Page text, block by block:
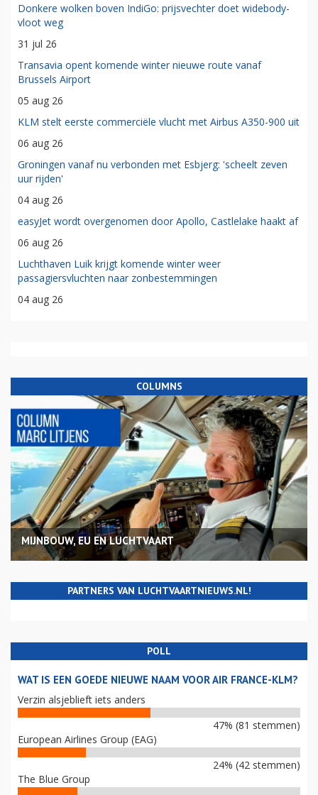
Donkere wolken boven IndiGo: prijsvechter doet widebody-
vloot weg
31 jul 26
Transavia opent komende winter nieuwe route vanaf
Brussels Airport
05 aug 26
KLM stelt eerste commerciële vlucht met Airbus A350-900 uit
06 aug 26
Groningen vanaf nu verbonden met Esbjerg: 'scheelt zeven
uur rijden'
04 aug 26
easyJet wordt overgenomen door Apollo, Castlelake haakt af
06 aug 26
Luchthaven Luik krijgt komende winter weer
passagiersvluchten naar zonbestemmingen
04 aug 26
COLUMNS
MIJNBOUW, EU EN LUCHTVAART
PARTNERS VAN LUCHTVAARTNIEUWS.NL!
POLL
WAT IS EEN GOEDE NIEUWE NAAM VOOR AIR FRANCE-KLM?
Verzin alsjeblieft iets anders
47% (81 stemmen)
European Airlines Group (EAG)
24% (42 stemmen)
The Blue Group